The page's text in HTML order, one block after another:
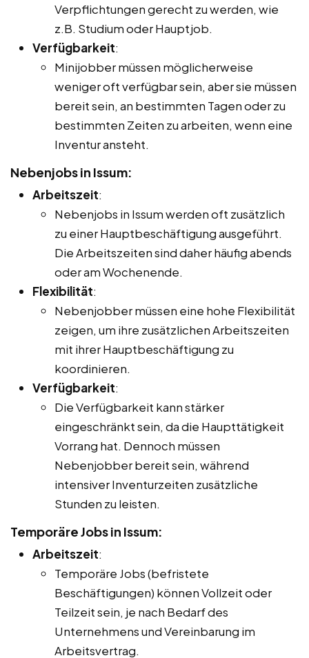
Verpflichtungen gerecht zu werden, wie
z.B. Studium oder Hauptjob.
Verfügbarkeit:
Minijobber müssen möglicherweise
weniger oft verfügbar sein, aber sie müssen
bereit sein, an bestimmten Tagen oder zu
bestimmten Zeiten zu arbeiten, wenn eine
Inventur ansteht.
Nebenjobs in Issum:
Arbeitszeit:
Nebenjobs in Issum werden oft zusätzlich
zu einer Hauptbeschäftigung ausgeführt.
Die Arbeitszeiten sind daher häufig abends
oder am Wochenende.
Flexibilität:
Nebenjobber müssen eine hohe Flexibilität
zeigen, um ihre zusätzlichen Arbeitszeiten
mit ihrer Hauptbeschäftigung zu
koordinieren.
Verfügbarkeit:
Die Verfügbarkeit kann stärker
eingeschränkt sein, da die Haupttätigkeit
Vorrang hat. Dennoch müssen
Nebenjobber bereit sein, während
intensiver Inventurzeiten zusätzliche
Stunden zu leisten.
Temporäre Jobs in Issum:
Arbeitszeit:
Temporäre Jobs (befristete
Beschäftigungen) können Vollzeit oder
Teilzeit sein, je nach Bedarf des
Unternehmens und Vereinbarung im
Arbeitsvertrag.